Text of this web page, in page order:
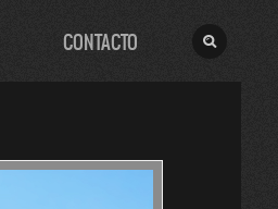
CONTACTO